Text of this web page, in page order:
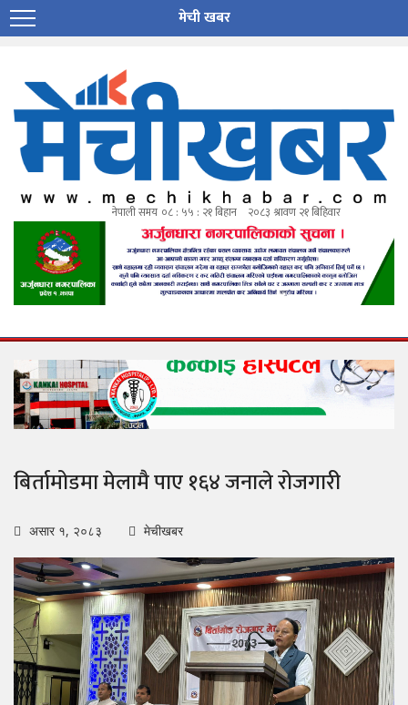
मेची खबर
बिर्तामोडमा मेलामै पाए १६४ जनाले रोजगारी
असार १, २०८३ मेचीखबर